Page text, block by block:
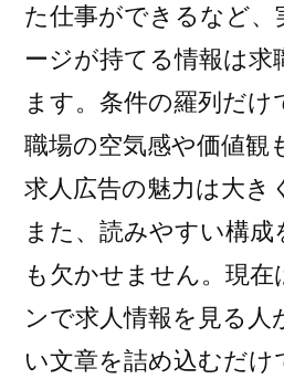
た仕事ができるなど、
ージが持てる情報は求
ます。条件の羅列だけ
職場の空気感や価値観
求人広告の魅力は大き
また、読みやすい構成
も欠かせません。現在
ンで求人情報を見る人
い文章を詰め込むだけ